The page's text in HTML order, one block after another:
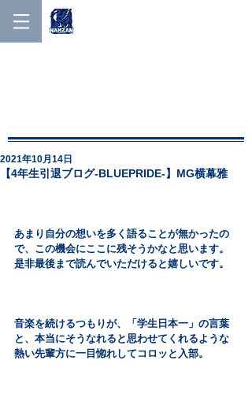
【4年生引退ブログ-BLUEPRIDE-】MG横幕雅
2021年10月14日
あまり自分の想いを多く語ることが無かったの
で、この機会にここに残そうかなと思います。
是非最後まで読んでいただけると嬉しいです。
音楽を続けるつもりが、「学生日本一」の言葉
と、本当にそうなれると思わせてくれるような
熱い先輩方に一目惚れしてコロッと入部。